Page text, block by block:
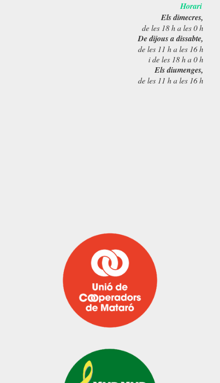
Horari
Els dimecres,
de les 18 h a les 0 h
De dijous a dissabte,
de les 11 h a les 16 h
i de les 18 h a 0 h
Els diumenges,
de les 11 h a les 16 h